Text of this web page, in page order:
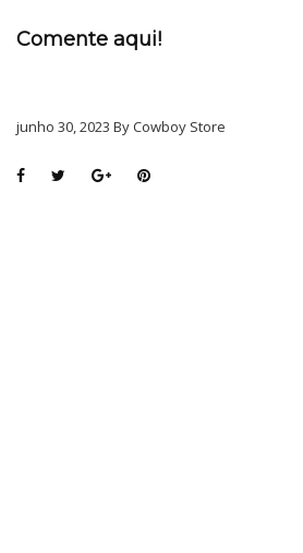
Comente aqui!
junho 30, 2023 By Cowboy Store